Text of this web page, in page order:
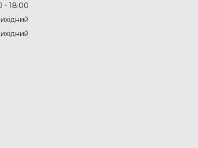
18:00